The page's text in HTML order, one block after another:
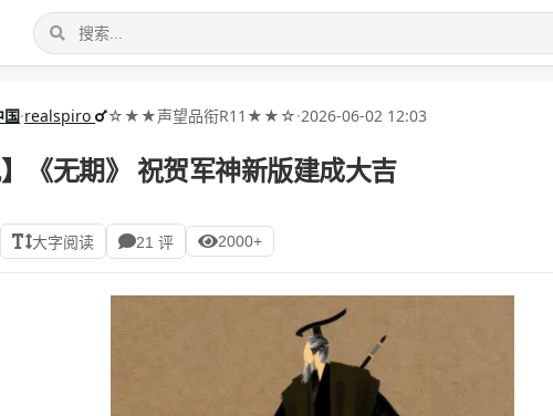
国·realspiro ☆★★声望品衔R11★★☆·2026-06-02 12:03
】《无期》 祝贺军神新版建成大吉
大字阅读 21 评 2000+